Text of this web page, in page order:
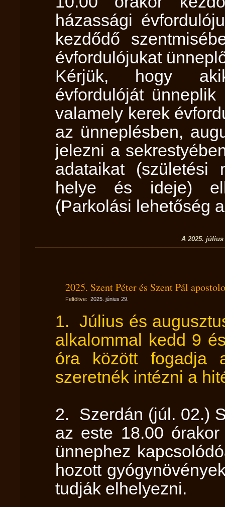
házassági
kezdődő
évfordulójukat
Kérjük, hogy
évfordulóját
valamely kerek
az ünneplésben,
jelezni a
adataikat (születési
helye és ideje)
(Parkolási lehetőség
A 2025.
2025. Szent Péter és Szent Pál
Feltöltve: 2025. június 29.
1. Július és
alkalommal kedd 9
óra között fogadja
szeretnék intézni a
2. Szerdán (júl. 02.)
az este 18.00
ünnephez
hozott
tudják elhelyezni.